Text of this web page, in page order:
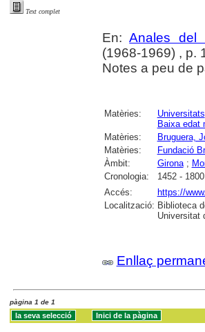
Text complet
En:Anales del
(1968-1969) , p.
Notes a peu de
Matèries: Universitats
Baixa edat
Matèries:
Bruguera,
Matèries:
Fundació
Àmbit:
Girona;
Cronologia:
1452 - 1800
Accés:
https://
Localització: Biblioteca
Universitat
Enllaç
pàgina 1 de 1